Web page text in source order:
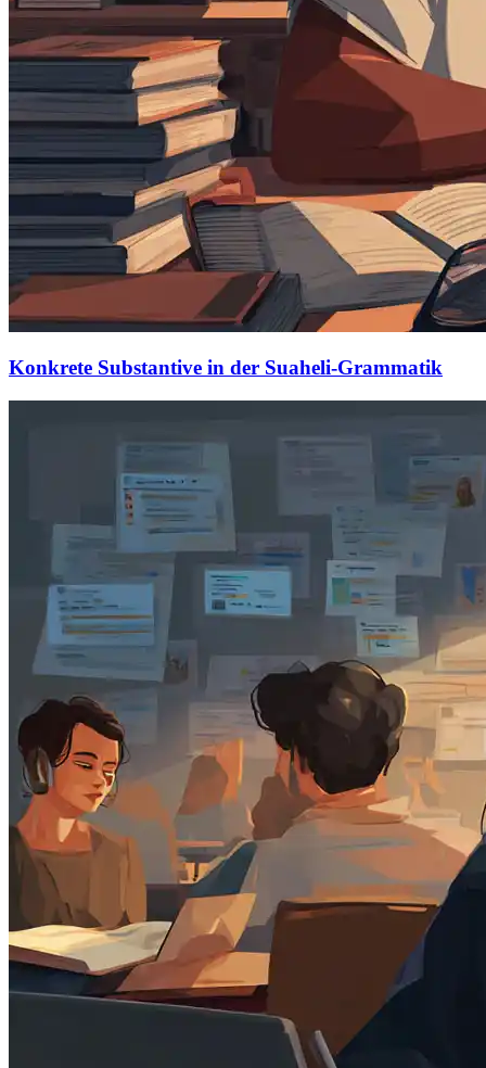
Konkrete Substantive in der Suaheli-Grammatik